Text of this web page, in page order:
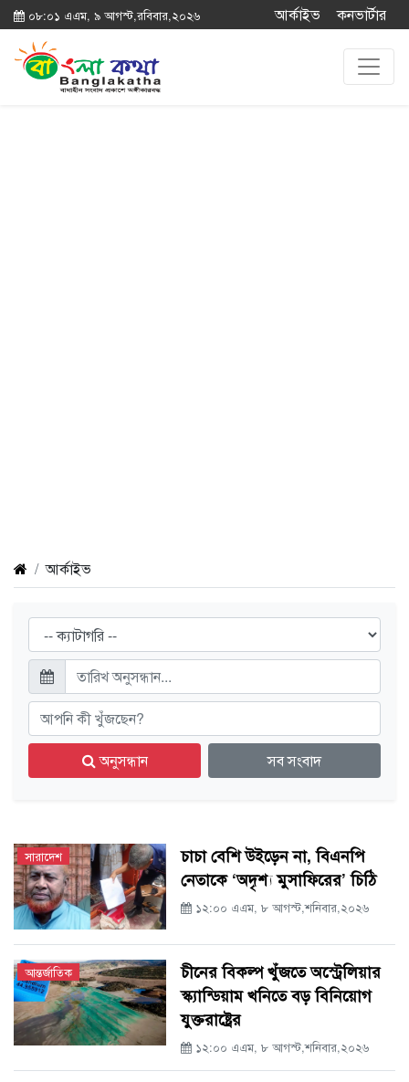
০৮:০১ এএম, ৯ আগস্ট,রবিবার,২০২৬ আর্কাইভ কনভার্টার
আর্কাইভ
অনুসন্ধান সব সংবাদ
সারাদেশ
চাচা বেশি উইড়েন না, বিএনপি
নেতাকে ‘অদৃশ্য মুসাফিরের’ চিঠি
১২:০০ এএম, ৮ আগস্ট,শনিবার,২০২৬
আন্তর্জাতিক
চীনের বিকল্প খুঁজতে অস্ট্রেলিয়ার
স্ক্যান্ডিয়াম খনিতে বড় বিনিয়োগ
যুক্তরাষ্ট্রের
১২:০০ এএম, ৮ আগস্ট,শনিবার,২০২৬